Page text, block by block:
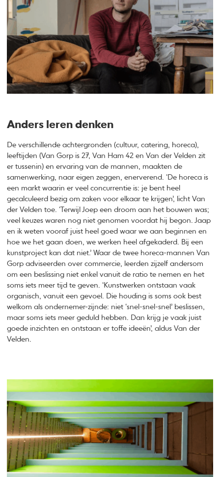
Anders leren denken
De verschillende achtergronden (cultuur, catering, horeca),
leeftijden (Van Gorp is 27, Van Ham 42 en Van der Velden zit
er tussenin) en ervaring van de mannen, maakten de
samenwerking, naar eigen zeggen, enerverend. ‘De horeca is
een markt waarin er veel concurrentie is: je bent heel
gecalculeerd bezig om zaken voor elkaar te krijgen’, licht Van
der Velden toe. ‘Terwijl Joep een droom aan het bouwen was;
veel keuzes waren nog niet genomen voordat hij begon. Jaap
en ik weten vooraf juist heel goed waar we aan beginnen en
hoe we het gaan doen, we werken heel afgekaderd. Bij een
kunstproject kan dat niet.’ Waar de twee horeca-mannen Van
Gorp adviseerden over commercie, leerden zijzelf andersom
om een beslissing niet enkel vanuit de ratio te nemen en het
soms iets meer tijd te geven. ‘Kunstwerken ontstaan vaak
organisch, vanuit een gevoel. Die houding is soms ook best
welkom als ondernemer-zijnde: niet ‘snel-snel-snel’ beslissen,
maar soms iets meer geduld hebben. Dan krijg je vaak juist
goede inzichten en ontstaan er toffe ideeën’, aldus Van der
Velden.